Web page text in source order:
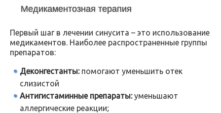
Медикаментозная терапия
Первый шаг в лечении синусита – это использование
медикаментов. Наиболее распространенные группы
препаратов:
Деконгестанты:помогают уменьшить отек
слизистой
Антигистаминные препараты:уменьшают
аллергические реакции;